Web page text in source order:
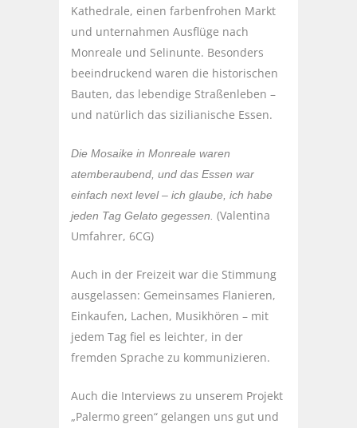
Kathedrale, einen farbenfrohen Markt
und unternahmen Ausflüge nach
Monreale und Selinunte. Besonders
beeindruckend waren die historischen
Bauten, das lebendige Straßenleben –
und natürlich das sizilianische Essen.
Die Mosaike in Monreale waren
atemberaubend, und das Essen war
einfach next level – ich glaube, ich habe
jeden Tag Gelato gegessen. (Valentina
Umfahrer, 6CG)
Auch in der Freizeit war die Stimmung
ausgelassen: Gemeinsames Flanieren,
Einkaufen, Lachen, Musikhören – mit
jedem Tag fiel es leichter, in der
fremden Sprache zu kommunizieren.
Auch die Interviews zu unserem Projekt
„Palermo green“ gelangen uns gut und